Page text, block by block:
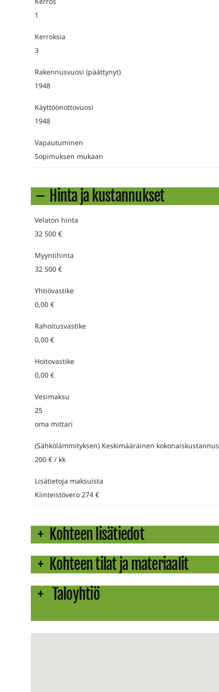
1
Kerroksia
3
Rakennusvuosi (päättynyt)
1948
Käyttöönottovuosi
1948
Vapautuminen
Sopimuksen mukaan
Hinta ja kustannukset
Velaton hinta
32 500 €
Myyntihinta
32 500 €
Yhtiövastike
0,00 €
Rahoitusvastike
0,00 €
Hoitovastike
0,00 €
Vesimaksu
25
oma mittari
(Sähkölämmityksen) Keskimääräinen kokonaiskustannus
200 € / kk
Lisätietoja maksuista
Kiinteistövero 274 €
Kohteen lisätiedot
Kohteen tilat ja materiaalit
Taloyhtiö